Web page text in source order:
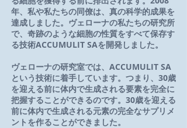
年、私や私たちの同僚は、真の科学的成果を
達成しました。ヴェローナの私たちの研究所
で、奇跡のような細胞の性質をすべて保存す
る技術ACCUMULIT SAを開発しました。
ヴェローナの研究室では、ACCUMULIT SA
という技術に着手しています。つまり、30歳
を迎える前に体内で生成される要素を完全に
把握することができるのです。30歳を迎える
前に体内で生成される元素の完全なサプリメ
ントを作ることができました。